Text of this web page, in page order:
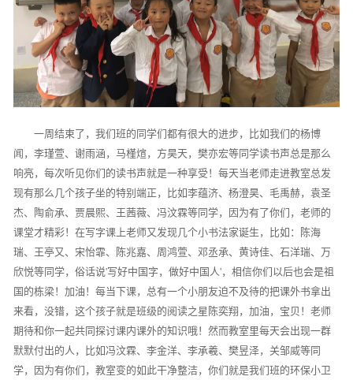
一周结束了，我们班的同学们都有很大的进步，比如我们的杨博
闻，李瑾萱、谢雨涵，马槿煊，方昊天，樊亦宏等同学读书声总是那么
响亮，每次听见你们的读书声就是一种享受！每天当老师走进教室总发
现有那么几个孩子坐的特别端正，比如李蕴济、杨澄昊、毛禹赫，袁圣
杰、陶俞承、贾晨熙、王茜薇、冯汶霖等同学，因为有了你们，老师的
课堂才精彩！在写字课上老师又发现几个小书法家诞生，比如：陈海
瑞、王亭又、宋怡霏、陈兆嘉、周鸿萱、邓丞承、黄诗佳、石洋瑞、万
欣悦等同学，俗话说'写好中国字，做好中国人'，相信你们以后也会是祖
国的栋梁！加油！每当下课，总有一个小朋友迫不及待的把课外书拿出
来看，没错，这个孩子就是班级的阅读之星陈奕翔，加油，宝贝！老师
期待和你一起共同探讨课内课外的知识哦！然而教室里每天会出现一群
默默付出的人，比如冯汶霖、李金洋、李承羲、樊昱泽，关邹威等同
学，因为有你们，教室变的如此干净整洁，你们就是我们班的环保小卫